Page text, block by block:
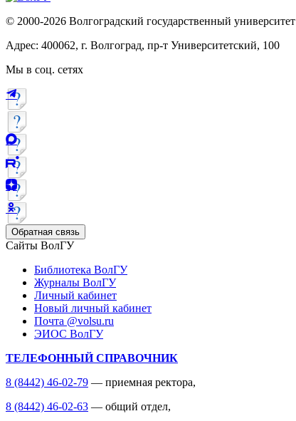
© 2000-2026 Волгоградский государственный университет
Адрес: 400062, г. Волгоград, пр-т Университетский, 100
Мы в соц. сетях
Обратная связь
Сайты ВолГУ
Библиотека ВолГУ
Журналы ВолГУ
Личный кабинет
Новый личный кабинет
Почта @volsu.ru
ЭИОС ВолГУ
ТЕЛЕФОННЫЙ СПРАВОЧНИК
8 (8442) 46-02-79 — приемная ректора,
8 (8442) 46-02-63 — общий отдел,